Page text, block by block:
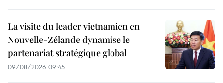
La visite du leader vietnamien en
Nouvelle-Zélande dynamise le
partenariat stratégique global
09/08/2026 09:45